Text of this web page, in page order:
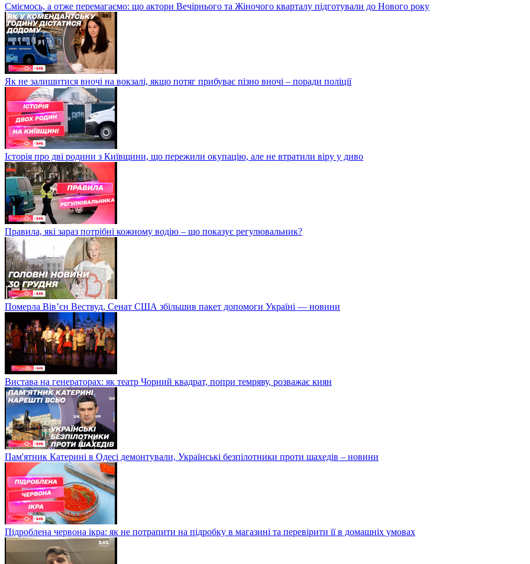
Сміємось, а отже перемагаємо: що актори Вечірнього та Жіночого кварталу підготували до Нового року
Як не залишитися вночі на вокзалі, якщо потяг прибуває пізно вночі – поради поліції
Історія про дві родини з Київщини, що пережили окупацію, але не втратили віру у диво
Правила, які зараз потрібні кожному водію – що показує регулювальник?
Померла Вівʼєн Вествуд, Сенат США збільшив пакет допомоги Україні — новини
Вистава на генераторах: як театр Чорний квадрат, попри темряву, розважає киян
Пам'ятник Катерині в Одесі демонтували, Українські безпілотники проти шахедів – новини
Підроблена червона ікра: як не потрапити на підробку в магазині та перевірити її в домашніх умовах